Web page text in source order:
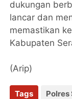
dukungan
lancar dan
memastikan
Kabupaten
(Arip)
Tags Polres